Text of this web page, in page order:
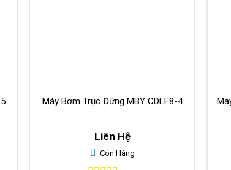
Máy Bơm Trục Đứng MBY CDLF8-4
Liên Hệ
Còn Hàng